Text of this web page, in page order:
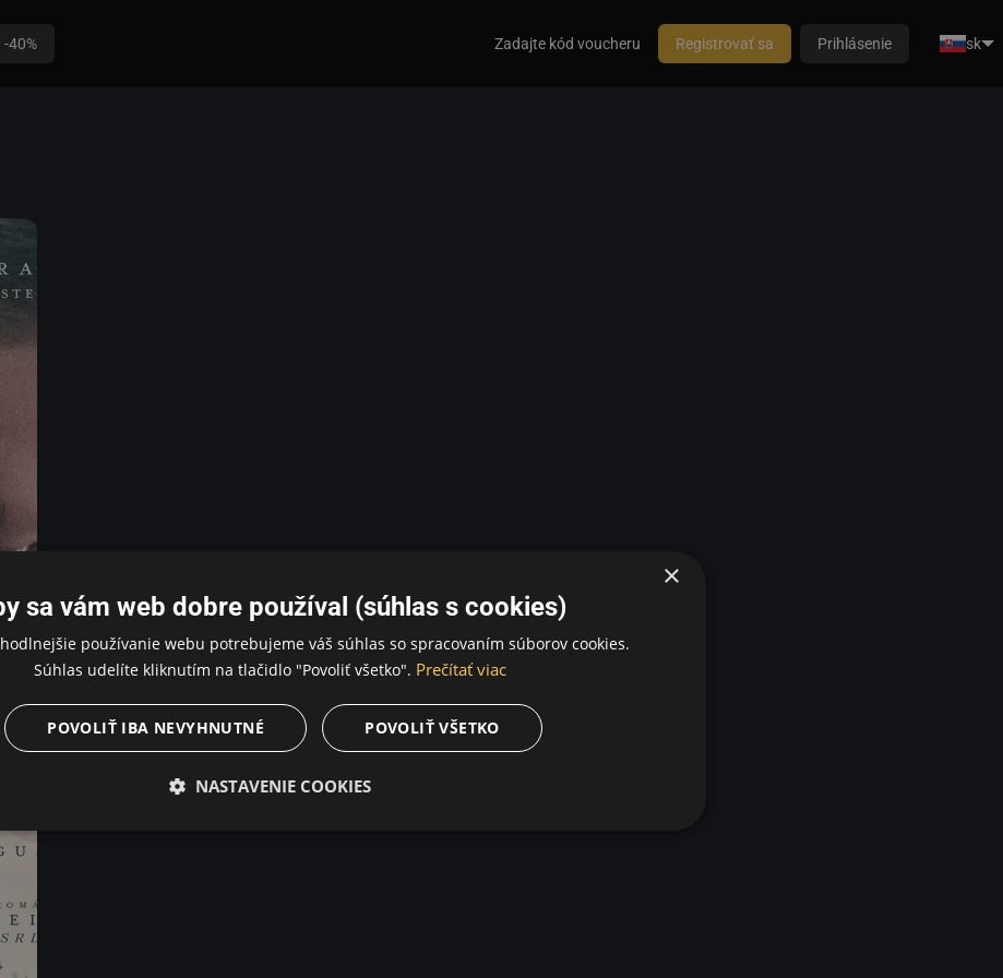
-40% Zadajte kód voucheru Registrovať sa Prihlásenie sk
×
sa vám web dobre používal (súhlas s cookies)
používanie webu potrebujeme váš súhlas so spracovaním súborov cookies.
Súhlas udelíte kliknutím na tlačidlo "Povoliť všetko". Prečítať viac
POVOLIŤ VŠETKO
POVOLIŤ IBA NEVYHNUTNÉ
NASTAVENIE COOKIES